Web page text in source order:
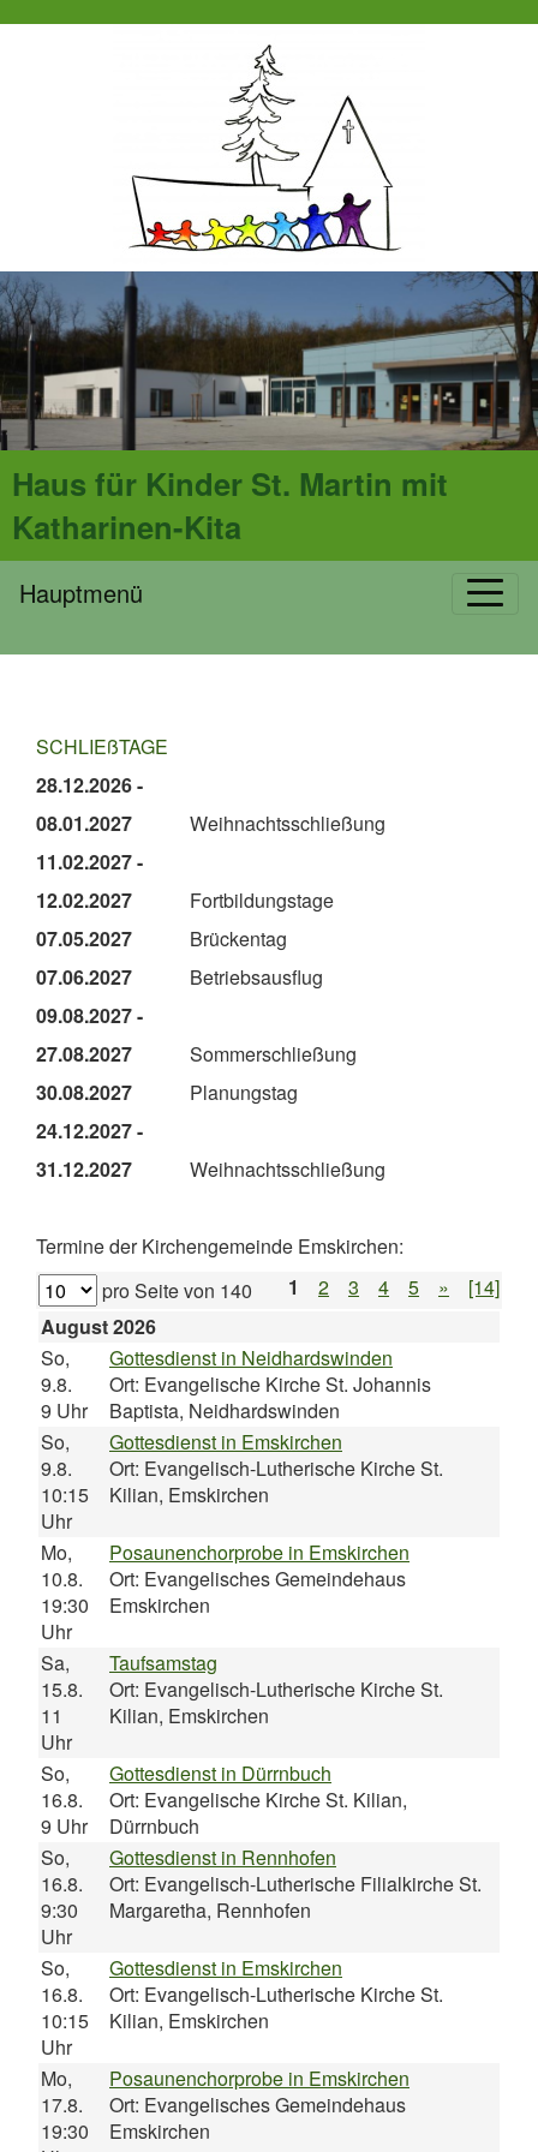
Haus für Kinder St. Martin mit
Katharinen-Kita
Hauptmenü
SCHLIEßTAGE
28.12.2026 -
08.01.2027 Weihnachtsschließung
11.02.2027 -
12.02.2027 Fortbildungstage
07.05.2027
Brückentag
07.06.2027
Betriebsausflug
09.08.2027 -
27.08.2027 Sommerschließung
30.08.2027 Planungstag
24.12.2027 -
31.12.2027
Weihnachtsschließung
Termine der Kirchengemeinde Emskirchen:
pro Seite von 140 1 2 3 4 5 »
[14]
August 2026
So,
9.8.
9 Uhr
Gottesdienst in Neidhardswinden
Ort: Evangelische Kirche St. Johannis
Baptista, Neidhardswinden
So,
9.8.
10:15
Uhr
Gottesdienst in Emskirchen
Ort: Evangelisch-Lutherische Kirche St.
Kilian, Emskirchen
Mo,
10.8.
19:30
Uhr
Posaunenchorprobe in Emskirchen
Ort: Evangelisches Gemeindehaus
Emskirchen
Sa,
15.8.
11
Uhr
Taufsamstag
Ort: Evangelisch-Lutherische Kirche St.
Kilian, Emskirchen
So,
16.8.
9 Uhr
Gottesdienst in Dürrnbuch
Ort: Evangelische Kirche St. Kilian,
Dürrnbuch
So,
16.8.
9:30
Uhr
Gottesdienst in Rennhofen
Ort: Evangelisch-Lutherische Filialkirche St.
Margaretha, Rennhofen
So,
16.8.
10:15
Uhr
Gottesdienst in Emskirchen
Ort: Evangelisch-Lutherische Kirche St.
Kilian, Emskirchen
Mo,
17.8.
19:30
Posaunenchorprobe in Emskirchen
Ort: Evangelisches Gemeindehaus
Emskirchen